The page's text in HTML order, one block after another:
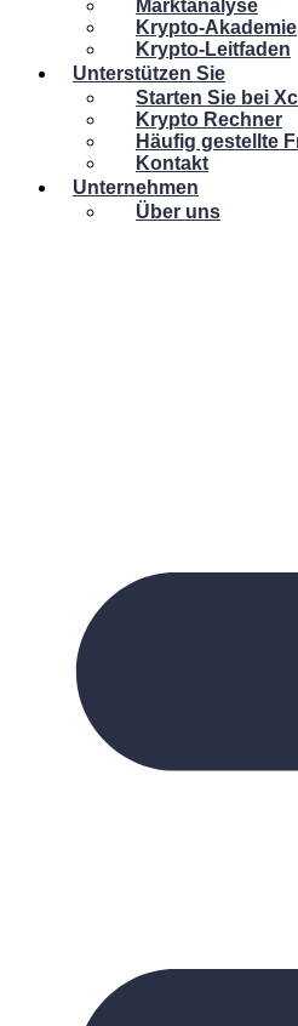
Marktanalyse
Krypto-Akademie
Krypto-Leitfaden
Unterstützen Sie
Starten Sie bei
Krypto Rechner
Häufig gestellte
Kontakt
Unternehmen
Über uns